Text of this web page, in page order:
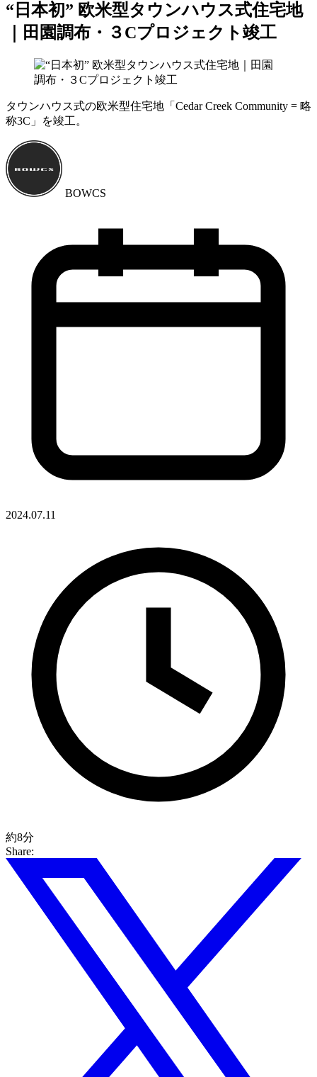
“日本初” 欧米型タウンハウス式住宅地
｜田園調布・３Cプロジェクト竣工
タウンハウス式の欧米型住宅地「Cedar Creek Community = 略
称3C」を竣工。
BOWCS
2024.07.11
約8分
Share: